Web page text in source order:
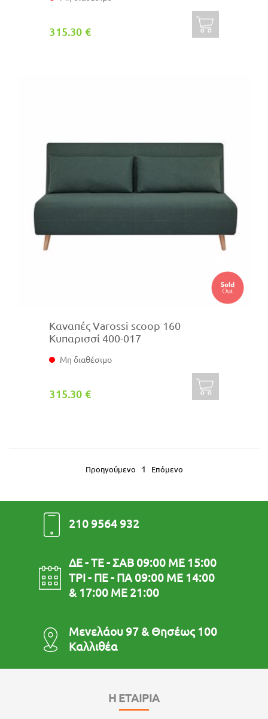
315.30 €
Καναπές Varossi scoop 160
Κυπαρισσί 400-017
Μη διαθέσιμο
315.30 €
Προηγούμενο 1 Επόμενο
210 9564 932
ΔΕ - ΤΕ - ΣΑΒ 09:00 ΜΕ 15:00
ΤΡΙ - ΠΕ - ΠΑ 09:00 ΜΕ 14:00
& 17:00 ΜΕ 21:00
Μενελάου 97 & Θησέως 100
Καλλιθέα
Η ΕΤΑΙΡΙΑ